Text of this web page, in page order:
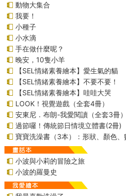
動物大集合
我要！
小種子
小水滴
手在做什麼呢？
晚安，10隻小羊
【SEL情緒素養繪本】愛生氣的貓
【SEL情緒素養繪本】不要不要！
【SEL情緒素養繪本】哇哇大哭
LOOK！視覺遊戲（全套4冊）
安東尼．布朗-我愛閱讀（全套3冊
過節囉！傳統節日情境立體書(2冊)
寶寶洗澡書（3本）：形狀、顏色、
小波與小莉的冒險之旅
小波的羅曼史